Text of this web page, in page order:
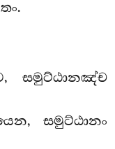
සමුට්ඨානඤ්ච
සමුට්ඨානං